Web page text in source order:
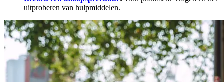
uitproberen van hulpmiddelen.